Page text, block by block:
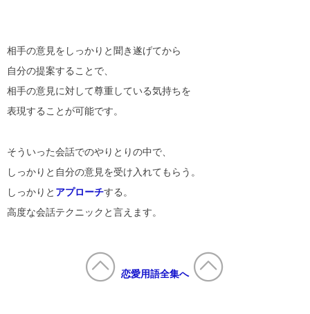
相手の意見をしっかりと聞き遂げてから
自分の提案することで、
相手の意見に対して尊重している気持ちを
表現することが可能です。
そういった会話でのやりとりの中で、
しっかりと自分の意見を受け入れてもらう。
しっかりと アプローチする。
高度な会話テクニックと言えます。
恋愛用語全集へ